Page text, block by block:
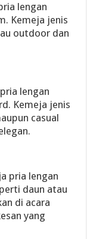
lengan
Kemeja jenis
outdoor dan
lengan
Kemeja jenis
casual
pria lengan
daun atau
di acara
yang